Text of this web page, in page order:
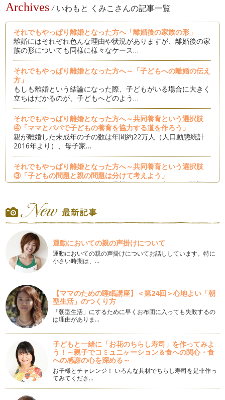
Archives / いわもと くみこさんの記事一覧
それでもやっぱり離婚となった方へ「離婚後の家族の形」
離婚にはそれぞれ色んな理由や状況がありますが、離婚後の家
族の形についても同様に様々なケース…
それでもやっぱり離婚となった方へ～「子どもへの離婚の伝え
方」
もしも離婚という結論になった際、子どもがいる場合に大きく
立ちはだかるのが、子どもへどのよう…
それでもやっぱり離婚となった方へ～共同養育という選択肢
④「ママとパパで子どもの養育を協力する道を作ろう」
親が離婚した未成年の子の数は年間約22万人（人口動態統計
2016年より）、母子家…
それでもやっぱり離婚となった方へ～共同養育という選択肢
③「子どもの問題と親の問題は分けて考えよう」
現在の日本は、離婚後は父親か母親どちらか一方のみが親権を
それでもやっぱり離婚となった方へ～共同養育という選択肢
②「争いは捨てよう」
離婚するしない、または離婚すると決まり子どもの親権や財産
分与などの話し合いをする…
それでもやっぱり離婚となった方へ～共同養育という選択肢
①「共同養育とは何なのか」
「共同養育」という言葉を初めて聞く方も多いことと思いま
す。現在の日本は、離婚後は父親か母親…
離婚を考える前にやってみよう⑩「自分と相手の心の掛け軸を
知ろう」
パパやお子さんと日常を過ごす中で、時には自分の考えや理想
とは違う言動を相手から受けることが…
離婚を考える前にやってみよう⑨「まずは自分自身について理
解しよう」
周囲とのコミュニケーションについて考える時、相手はどんな
タイプだろうか、相手は何を考えてい…
運動においての親の声掛けについて
運動においての親の声掛けについてお話ししています。特に
小さい時期は、…
【ママのための睡眠講座】＜第24回＞心地よい「朝
型生活」のつくり方
「朝型生活」にするために早くお布団に入っても失敗するの
は理由がありま…
子どもと一緒に「お花のちらし寿司」を作ってみよ
う！～親子でコミュニヶーション＆食への関心・食
への感謝の心を深める～
お子様とチャレンジ！ いろんな具材でちらし寿司を是非作っ
てみてくださ…